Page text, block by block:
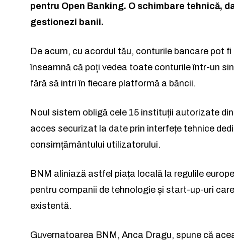
Am citit și
Am citit și
pentru Open Banking. O schimbare tehnică,
gestionezi banii.
De acum, cu acordul tău, conturile bancare pot
înseamnă că poți vedea toate conturile într-un
fără să intri în fiecare platformă a băncii.
Noul sistem obligă cele 15 instituții autorizate
acces securizat la date prin interfețe tehnice
consimțământului utilizatorului.
BNM aliniază astfel piața locală la regulile
pentru companii de tehnologie și start-up-uri
existentă.
Guvernatoarea BNM, Anca Dragu, spune că